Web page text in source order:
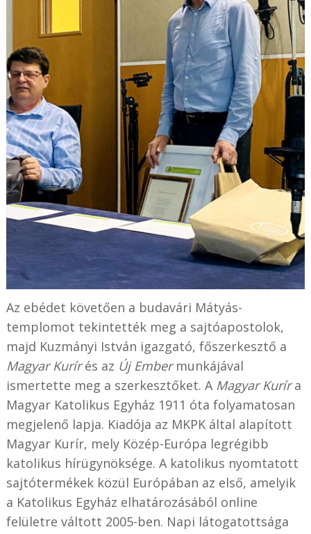
Az ebédet követően a budavári Mátyás-
templomot tekintették meg a sajtóapostolok,
majd Kuzmányi István igazgató, főszerkesztő a
Magyar Kurírés az Új Embermunkájával
ismertette meg a szerkesztőket. A Magyar Kuríra
Magyar Katolikus Egyház 1911 óta folyamatosan
megjelenő lapja. Kiadója az MKPK által alapított
Magyar Kurír, mely Közép-Európa legrégibb
katolikus hírügynöksége. A katolikus nyomtatott
sajtótermékek közül Európában az első, amelyik
a Katolikus Egyház elhatározásából online
felületre váltott 2005-ben. Napi látogatottsága